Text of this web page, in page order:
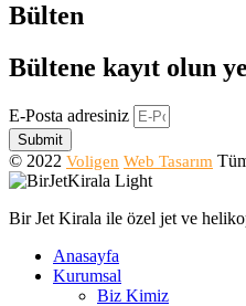
Bülten
Bültene kayıt olun
E-Posta adresiniz
Submit
© 2022 Voligen Web Tasarım
Bir Jet Kirala ile özel jet ve
Anasayfa
Kurumsal
Biz Kimiz